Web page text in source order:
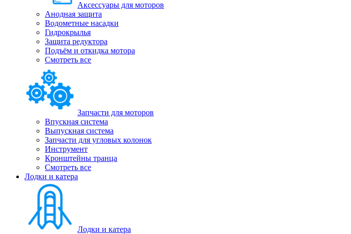
Аксессуары для моторов
Анодная защита
Водометные насадки
Гидрокрылья
Защита редуктора
Подъём и откидка мотора
Смотреть все
Запчасти для моторов
Впускная система
Выпускная система
Запчасти для угловых колонок
Инструмент
Кронштейны транца
Смотреть все
Лодки и катера
Лодки и катера